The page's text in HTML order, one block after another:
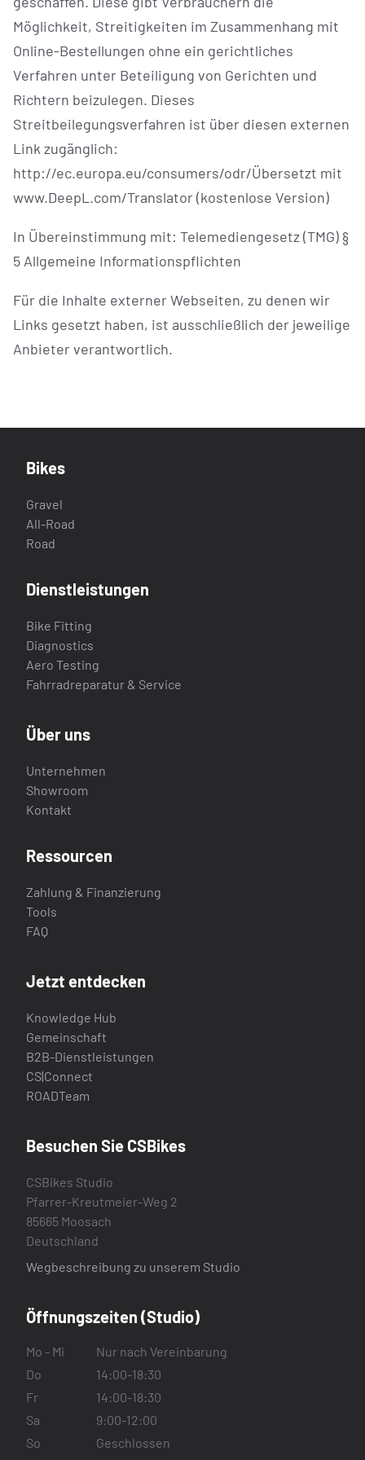
FAHRRADREPARATUR & SERVICE
Möglichkeit, Streitigkeiten im Zusammenhang mit
Online-Bestellungen ohne ein gerichtliches
Verfahren unter Beteiligung von Gerichten und
Richtern beizulegen. Dieses
Streitbeilegungsverfahren ist über diesen externen
Link zugänglich:
http://ec.europa.eu/consumers/odr/Übersetzt mit
www.DeepL.com/Translator (kostenlose Version)
In Übereinstimmung mit: Telemediengesetz (TMG) §
5 Allgemeine Informationspflichten
Für die Inhalte externer Webseiten, zu denen wir
Links gesetzt haben, ist ausschließlich der jeweilige
Anbieter verantwortlich.
Bikes
Gravel
All-Road
Road
Dienstleistungen
Bike Fitting
Diagnostics
Aero Testing
Fahrradreparatur & Service
Über uns
Unternehmen
Showroom
Kontakt
Ressourcen
Zahlung & Finanzierung
Tools
FAQ
Jetzt entdecken
Knowledge Hub
Gemeinschaft
B2B-Dienstleistungen
CS|Connect
ROADTeam
Besuchen Sie CSBikes
CSBikes Studio
Pfarrer-Kreutmeier-Weg 2
85665 Moosach
Deutschland
Wegbeschreibung zu unserem Studio
Öffnungszeiten (Studio)
Mo - Mi
Nur nach Vereinbarung
Do
14:00-18:30
Fr
14:00-18:30
Sa
9:00-12:00
So
Geschlossen